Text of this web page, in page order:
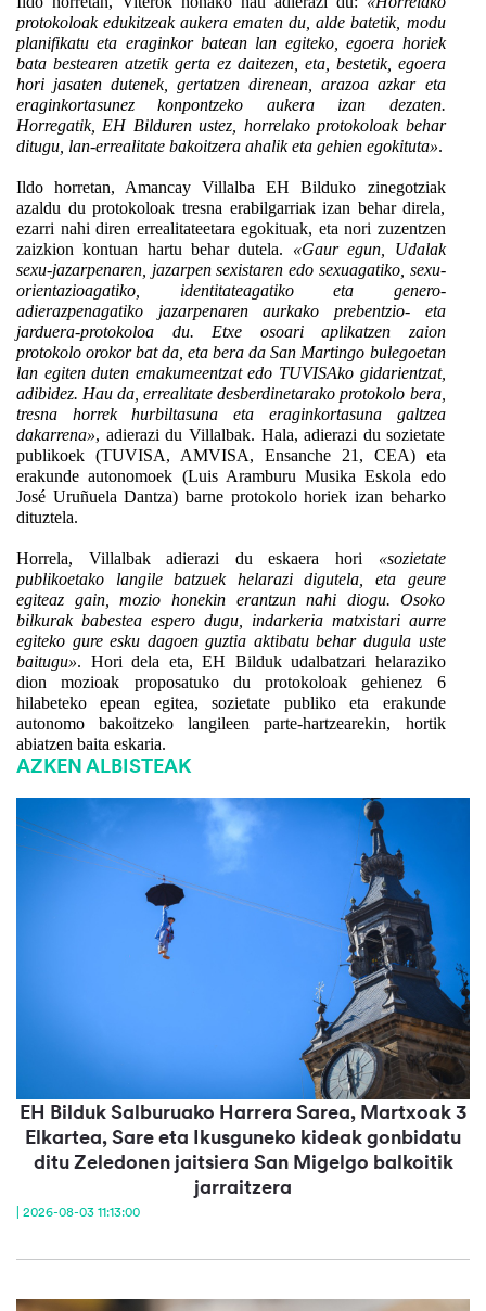
protokoloak edukitzeak aukera ematen du, alde batetik, modu
planifikatu eta eraginkor batean lan egiteko, egoera horiek
bata bestearen atzetik gerta ez daitezen, eta, bestetik, egoera
hori jasaten dutenek, gertatzen direnean, arazoa azkar eta
eraginkortasunez konpontzeko aukera izan dezaten.
Horregatik, EH Bilduren ustez, horrelako protokoloak behar
ditugu, lan-errealitate bakoitzera ahalik eta gehien egokituta».
Ildo horretan, Amancay Villalba EH Bilduko zinegotziak
azaldu du protokoloak tresna erabilgarriak izan behar direla,
ezarri nahi diren errealitateetara egokituak, eta nori zuzentzen
zaizkion kontuan hartu behar dutela. «Gaur egun, Udalak
sexu-jazarpenaren, jazarpen sexistaren edo sexuagatiko, sexu-
orientazioagatiko, identitateagatiko eta genero-
adierazpenagatiko jazarpenaren aurkako prebentzio- eta
jarduera-protokoloa du. Etxe osoari aplikatzen zaion
protokolo orokor bat da, eta bera da San Martingo bulegoetan
lan egiten duten emakumeentzat edo TUVISAko gidarientzat,
adibidez. Hau da, errealitate desberdinetarako protokolo bera,
tresna horrek hurbiltasuna eta eraginkortasuna galtzea
dakarrena», adierazi du Villalbak. Hala, adierazi du sozietate
publikoek (TUVISA, AMVISA, Ensanche 21, CEA) eta
erakunde autonomoek (Luis Aramburu Musika Eskola edo
José UruñuelaDantza) barne protokolo horiek izan beharko
dituztela.
Horrela, Villalbak adierazi du eskaera hori «sozietate
publikoetako langile batzuek helarazi digutela, eta geure
egiteaz gain, mozio honekin erantzun nahi diogu. Osoko
bilkurak babestea espero dugu, indarkeria matxistari aurre
egiteko gure esku dagoen guztia aktibatu behar dugula uste
baitugu». Hori dela eta, EH Bilduk udalbatzari helaraziko
dion mozioak proposatuko du protokoloak gehienez 6
hilabeteko epean egitea, sozietate publiko eta erakunde
autonomo bakoitzeko langileen parte-hartzearekin, hortik
abiatzen baita eskaria.
AZKEN ALBISTEAK
EH Bilduk Salburuako Harrera Sarea, Martxoak 3
Elkartea, Sare eta Ikusguneko kideak gonbidatu
ditu Zeledonen jaitsiera San Migelgo balkoitik
jarraitzera
| 2026-08-03 11:13:00